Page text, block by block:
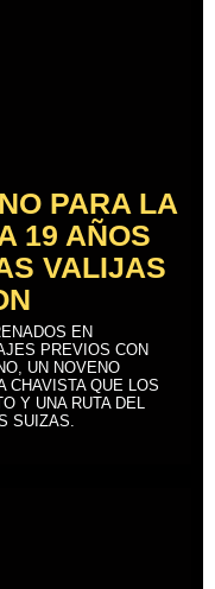
PARA LA
19 AÑOS
VALIJAS
EN
PREVIOS CON
UN NOVENO
CHAVISTA QUE LOS
Y UNA RUTA DEL
SUIZAS.